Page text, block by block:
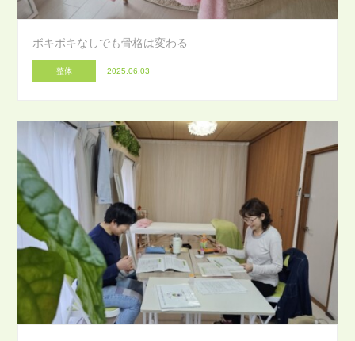
ボキボキなしでも骨格は変わる
整体 2025.06.03